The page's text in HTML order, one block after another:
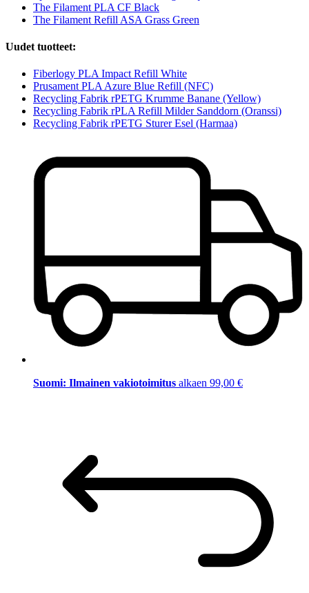
The Filament PLA CF Black
The Filament Refill ASA Grass Green
Uudet tuotteet:
Fiberlogy PLA Impact Refill White
Prusament PLA Azure Blue Refill (NFC)
Recycling Fabrik rPETG Krumme Banane (Yellow)
Recycling Fabrik rPLA Refill Milder Sanddorn (Oranssi)
Recycling Fabrik rPETG Sturer Esel (Harmaa)
Suomi: Ilmainen vakiotoimitus alkaen 99,00 €